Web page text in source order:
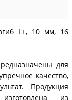
L+, 10 мм, 16
для
качество,
Продукция
из